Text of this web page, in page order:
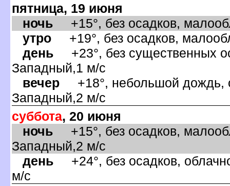
пятница, 19 июня
ночь +15°, без осадков,
утро +19°, без осадков,
день +23°, без существенных
Западный,1 м/с
ечер +18°, небольшой дождь,
Западный,2 м/с
суббота, 20 июня
ночь +15°, без осадков,
Западный,2 м/с
день +24°, без осадков,
м/с